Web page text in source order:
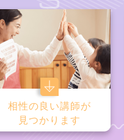
相性の良い講師が
見つかります